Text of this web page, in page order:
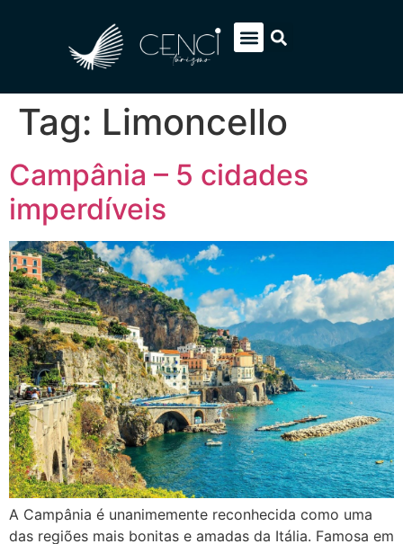
Tag: Limoncello
Campânia – 5 cidades
imperdíveis
A Campânia é unanimemente reconhecida como uma
das regiões mais bonitas e amadas da Itália. Famosa em